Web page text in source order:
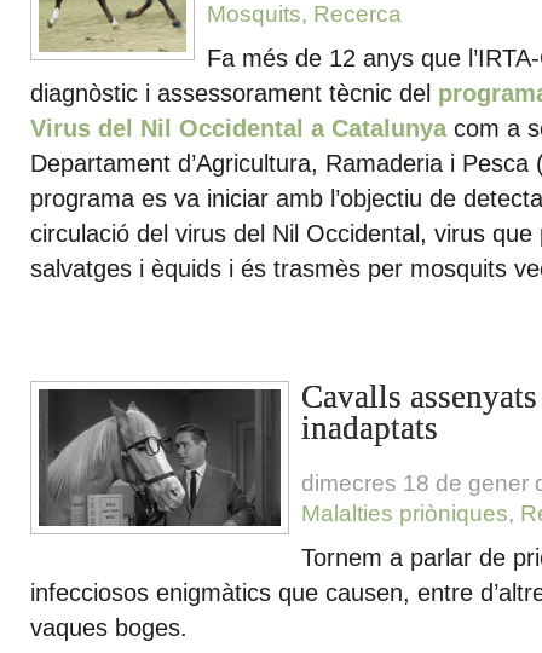
Mosquits, Recerca
Fa més de 12 anys que
diagnòstic i assessorament tècnic del
Virus del Nil Occidental a Catalunyacom a
Departament d’Agricultura, Ramaderia i Pesca
programa es va iniciar amb l’objectiu de
circulació del virus del Nil Occidental, virus
salvatges i èquids i és trasmès per mosquits
Cavalls
inadaptats
dimecres 18 de gener
Malalties priòniques,
Tornem a parlar de
infecciosos enigmàtics que causen, entre
vaques boges.